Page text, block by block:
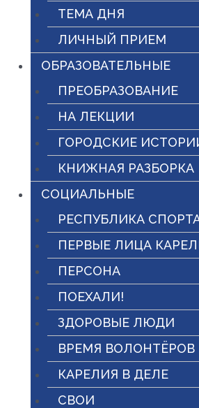
ТЕМА ДНЯ
ЛИЧНЫЙ ПРИЕМ
ОБРАЗОВАТЕЛЬНЫЕ
ПРЕОБРАЗОВАНИЕ
НА ЛЕКЦИИ
ГОРОДСКИЕ
КНИЖНАЯ РАЗБОРКА
СОЦИАЛЬНЫЕ
РЕСПУБЛИКА
ПЕРВЫЕ ЛИЦА
ПЕРСОНА
ПОЕХАЛИ!
ЗДОРОВЫЕ ЛЮДИ
ВРЕМЯ ВОЛОНТЁРОВ
КАРЕЛИЯ В ДЕЛЕ
СВОИ